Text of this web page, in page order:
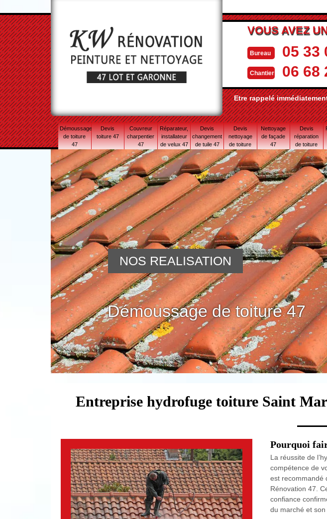
VOUS AVEZ
Bureau 05 33
Chantier 06 68
Etre rappelé
Démoussage
de toiture
47
Devis
toiture 47
Couvreur
charpentier
47
Réparateur,
installateur
de velux 47
Devis
changement
de tuile 47
Devis
nettoyage
de toiture
47
Nettoyage
de façade
47
Devis
réparation
de toiture
47 Lot-et-
Garonne
Démoussage de toiture 47
NOS REALISATION
Entreprise hydrofuge toiture Saint
Pourquoi
La réussite de
compétence de
est recommandé
Rénovation 47.
confiance
du marché et son